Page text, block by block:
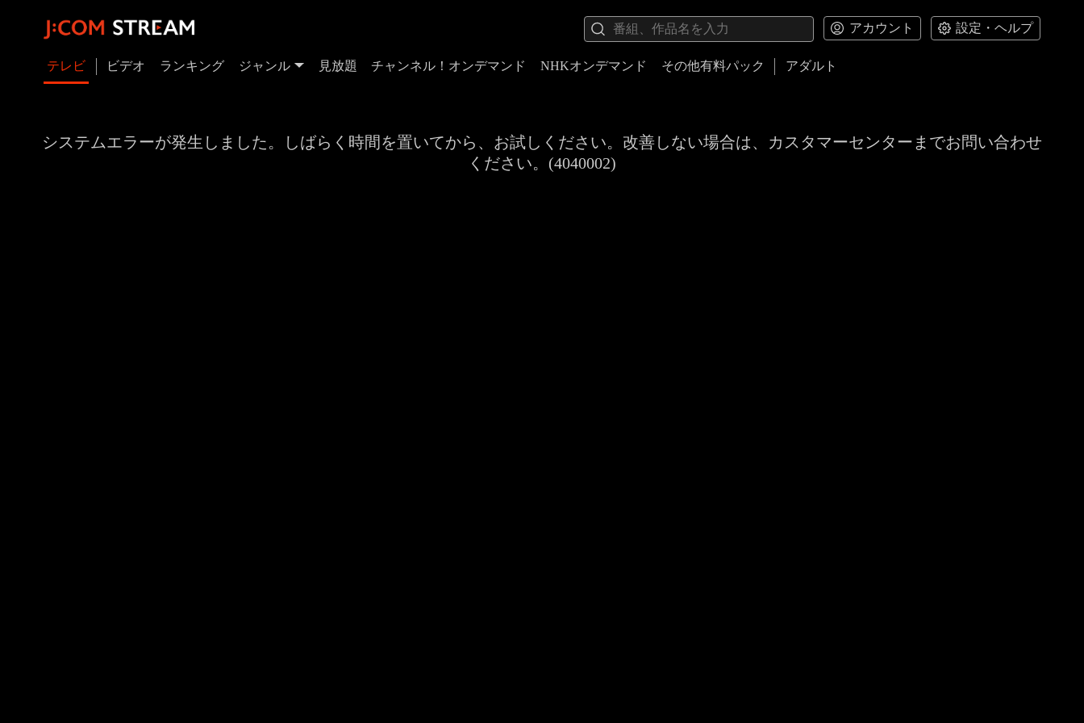
アカウント 設定・ヘルプ
テレビ ビデオ ランキング ジャンル 見放題 チャンネル！オンデマンド NHKオンデマンド その他有料パック アダルト
システムエラーが発生しました。しばらく時間を置いてから、お試しください。改善しない場合は、カスタマーセンターまでお問い合わせ
ください。(4040002)